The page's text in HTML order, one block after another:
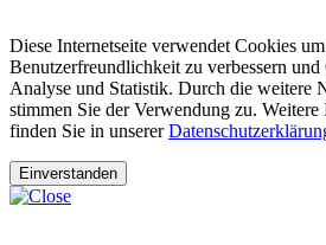
Diese Internetseite verwendet Cookies
Benutzerfreundlichkeit zu verbessern
Analyse und Statistik. Durch die weitere
stimmen Sie der Verwendung zu.
finden Sie in unserer
Einverstanden